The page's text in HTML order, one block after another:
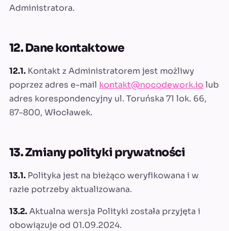
Administratora.
12. Dane kontaktowe
12.1. Kontakt z Administratorem jest możliwy
poprzez adres e-mail kontakt@nocodework.io lub
adres korespondencyjny ul. Toruńska 71 lok. 66,
87-800, Włocławek.
13. Zmiany polityki prywatności
13.1. Polityka jest na bieżąco weryfikowana i w
razie potrzeby aktualizowana.
13.2.Aktualna wersja Polityki została przyjęta i
obowiązuje od 01.09.2024.